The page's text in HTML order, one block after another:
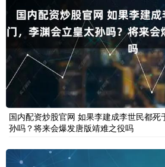
国内配资炒股官网 如果李建成李世民都死
孙吗？将来会爆发唐版靖难之役吗